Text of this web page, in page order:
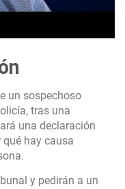
un sospechoso
tras una
una declaración
hay causa
y pedirán a un